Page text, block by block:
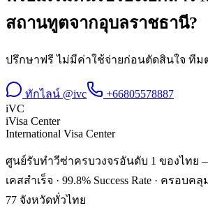
สถานทูตจากอุบลราชธานี?
ปรึกษาฟรี ไม่มีค่าใช้จ่ายก่อนตัดสินใจ ทีม
ทักไลน์ @ivc
+66805578887
iVC
iVisa Center
International Visa Center
ศูนย์รับทำวีซ่าครบวงจรอันดับ 1 ของไทย —
เคสสำเร็จ · 99.8% Success Rate · ครอบค
77 จังหวัดทั่วไทย